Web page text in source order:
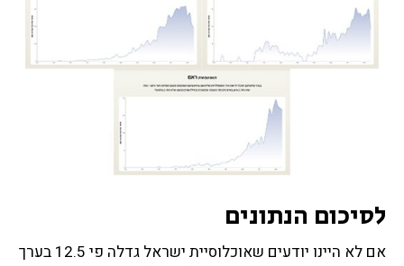
לסיכום הנתונים
אם לא היינו יודעים שאוכלוסיית ישראל גדלה פי 12.5 בערך